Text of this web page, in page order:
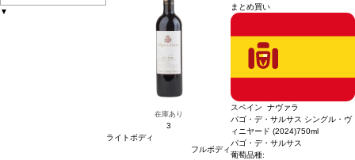
▼
在庫あり
3
ライトボディ
フルボディ
まとめ買い
スペイン ナヴァラ
パゴ・デ・サルサス シングル・ヴ
ィニヤード (2024)750ml
パゴ・デ・サルサス
葡萄品種: